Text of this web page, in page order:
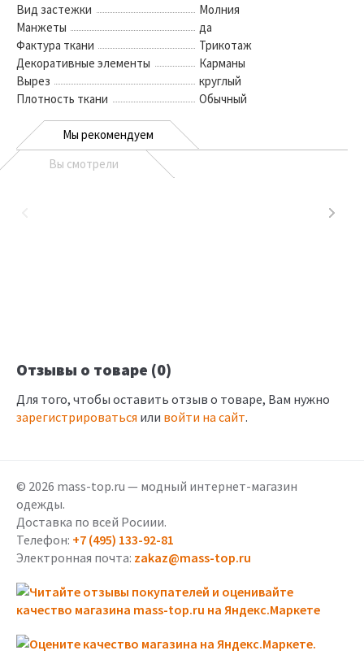
Вид застежки
Молния
Манжеты
да
Фактура ткани
Трикотаж
Декоративные элементы
Карманы
Вырез
круглый
Плотность ткани
Обычный
Мы рекомендуем
Вы смотрели
Отзывы о товаре (0)
Для того, чтобы оставить отзыв о товаре, Вам нужно
зарегистрироваться или войти на сайт.
© 2026 mass-top.ru — модный интернет-магазин
одежды.
Доставка по всей Росиии.
Телефон: +7 (495) 133-92-81
Электронная почта: zakaz@mass-top.ru